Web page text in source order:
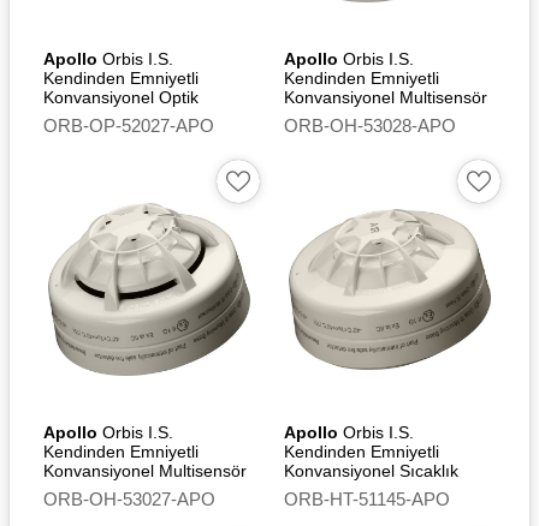
Not: Bu derecelendirmeler
aşılmamalıdır
Standards
Approvals and
Certifications
CCS Certificate
Apollo Orbis I.S.
Kendinden Emniyetli
Konvansiyonel Optik
Duman Dedektörü
ORB-OP-52027-APO
Apollo Orbis I.S.
Kendinden Emniyetli
Konvansiyonel Multisensör
Dedektör (Optical/Heat) -
Flashing Led
ORB-OH-53028-APO
Apollo Orbis I.S.
Kendinden Emniyetli
Konvansiyonel Multisensör
Dedektör (Optical/Heat)
ORB-OH-53027-APO
Apollo Orbis I.S.
Kendinden Emniyetli
Konvansiyonel Sıcaklık
Dedektörü (A1R)
ORB-HT-51145-APO